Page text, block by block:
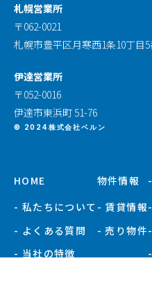
札幌営業所
〒062-0021
札幌市豊平区月寒西1条10丁目
伊達営業所
〒052-0016
伊達市東浜町 51-76
© 2024株式会社ベルン
HOME
- 私たちについて
- よくある質問
- 当社の特徴
物件情報
- 賃貸情報
- 売り物件